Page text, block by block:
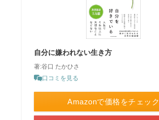
自分に嫌われない生き方
著:谷口 たかひさ
口コミを見る
Amazonで価格をチェック